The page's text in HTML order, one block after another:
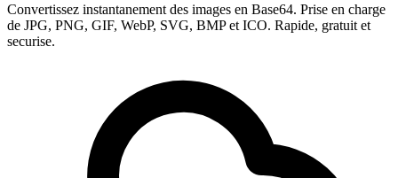
Convertissez instantanement des images en Base64. Prise en charge
de JPG, PNG, GIF, WebP, SVG, BMP et ICO. Rapide, gratuit et
securise.